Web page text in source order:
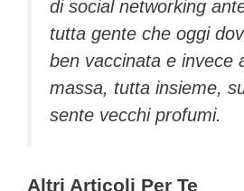
di social networking
tutta gente che oggi
ben vaccinata e invece
massa, tutta insieme,
sente vecchi profumi.
Altri Articoli Per Te